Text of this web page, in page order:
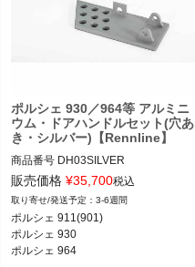
ポルシェ 930／964等 アルミニ
ウム・ドアハンドルセット(穴あ
き・シルバー)【Rennline】
商品番号 DH03SILVER
12REN：DH03 SILVER
ポルシェ 911(901) 65-77
ポルシェ 930 75-89
ポルシェ 964 89-94
販売価格 ¥35,700税込
3-6週間
ポルシェ 911(901)
ポルシェ 930
ポルシェ 964